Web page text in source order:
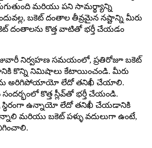
మరియు పని సామర్థ్యాన్ని
బకెట్ దంతాల తీవ్రమైన నష్టాన్ని మీరు
దంతాలను కొత్త వాటితో భర్తీ చేయడం
నిర్వహణ సమయంలో, ప్రతిరోజూ బకెట్
కొన్ని నిమిషాలు కేటాయించండి. మీరు
అరిగిపోయాయో లేదో తనిఖీ చేయాలి.
కొత్త స్లీవ్‌తో భర్తీ చేయండి.
స్థిరంగా ఉన్నాయో లేదో తనిఖీ చేయడానికి
మరియు బకెట్ పళ్ళు వదులుగా ఉంటే,